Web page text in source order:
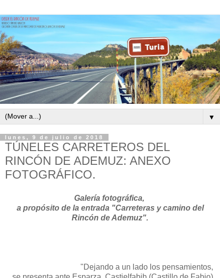
▼
lunes, 9 de julio de 2018
TÚNELES CARRETEROS DEL
RINCÓN DE ADEMUZ: ANEXO
FOTOGRÁFICO.
Galería fotográfica,
a propósito de la entrada "Carreteras y camino del
Rincón de Ademuz".
"Dejando a un lado los pensamientos,